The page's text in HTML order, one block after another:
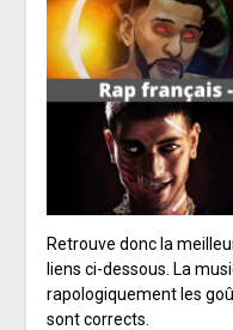
Retrouve donc la
liens ci-dessous. La
rapologiquement les
sont corrects.